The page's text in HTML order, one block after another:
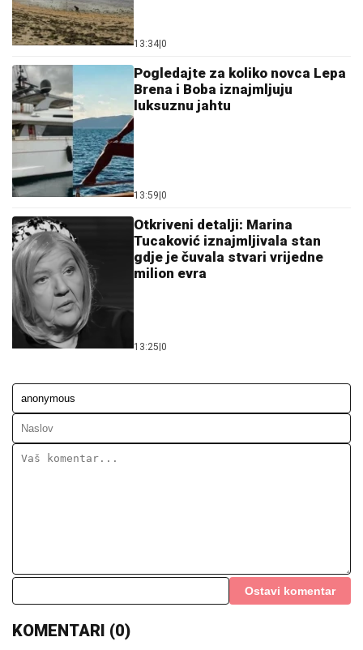
13:34|0
Pogledajte za koliko novca Lepa
Brena i Boba iznajmljuju
luksuznu jahtu
13:59|0
Otkriveni detalji: Marina
Tucaković iznajmljivala stan
gdje je čuvala stvari vrijedne
milion evra
13:25|0
Ostavi komentar
KOMENTARI (0)